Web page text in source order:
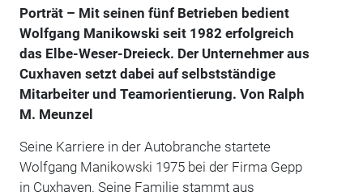
Porträt – Mit seinen fünf Betrieben bedient
Wolfgang Manikowski seit 1982 erfolgreich
das Elbe-Weser-Dreieck. Der Unternehmer aus
Cuxhaven setzt dabei auf selbstständige
Mitarbeiter und Teamorientierung. Von Ralph
M. Meunzel
Seine Karriere in der Autobranche startete
Wolfgang Manikowski 1975 bei der Firma Gepp
in Cuxhaven. Seine Familie stammt aus